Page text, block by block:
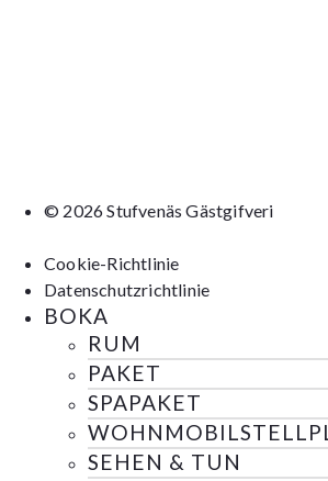
© 2026 Stufvenäs Gästgifveri
Cookie-Richtlinie
Datenschutzrichtlinie
BOKA
RUM
PAKET
SPAPAKET
SEHEN & TUN